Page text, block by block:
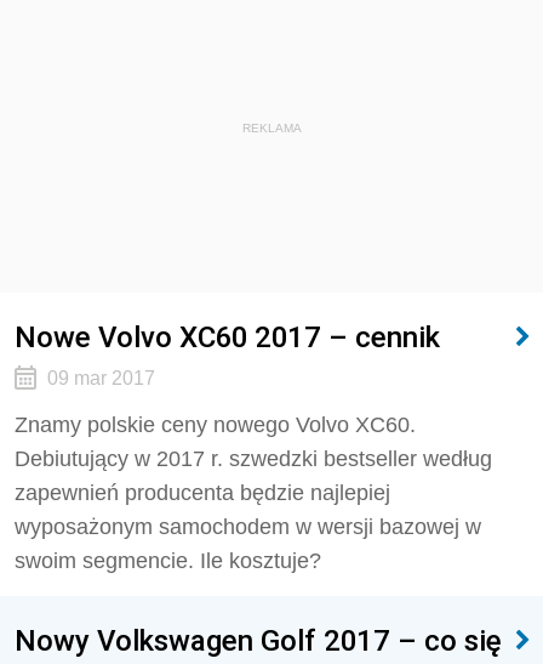
REKLAMA
Nowe Volvo XC60 2017 – cennik
09 mar 2017
Znamy polskie ceny nowego Volvo XC60.
Debiutujący w 2017 r. szwedzki bestseller według
zapewnień producenta będzie najlepiej
wyposażonym samochodem w wersji bazowej w
swoim segmencie. Ile kosztuje?
Nowy Volkswagen Golf 2017 – co się